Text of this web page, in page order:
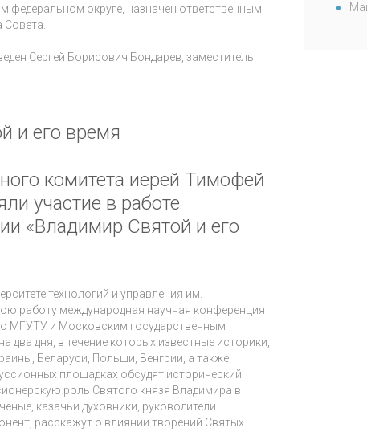
федеральном округе, назначен ответственным
Сергей Борисович Бондарев, заместитель
и его время
комитета иерей Тимофей
участие в работе
«Владимир Святой и его
технологий и управления им.
работу международная научная конференция
МГУТУ и Московским государственным
дня, в течение которых известные историки,
Беларуси, Польши, Венгрии, а также
площадках обсудят исторический
роль Святого князя Владимира в
казачьи духовники, руководители
расскажут о влиянии творений Святых